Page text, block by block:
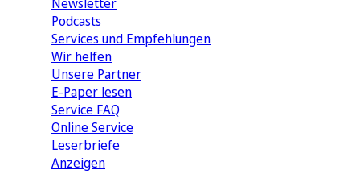
Podcasts
Services und Empfehlungen
Wir helfen
Unsere Partner
E-Paper lesen
Service FAQ
Online Service
Leserbriefe
Anzeigen